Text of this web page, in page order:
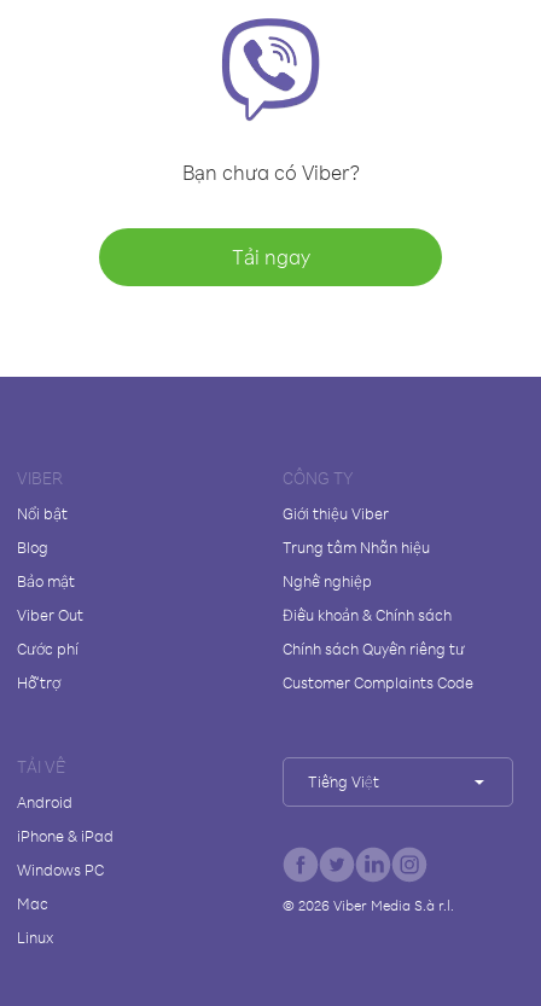
Bạn chưa có Viber?
Tải ngay
VIBER
Nổi bật
Blog
Bảo mật
Viber Out
Cước phí
Hỗ trợ
CÔNG TY
Giới thiệu Viber
Trung tâm Nhãn hiệu
Nghề nghiệp
Điều khoản & Chính sách
Chính sách Quyền riêng tư
Customer Complaints Code
TẢI VỀ
Android
iPhone & iPad
Windows PC
Mac
Linux
Tiếng Việt
© 2026Viber Media S.à r.l.